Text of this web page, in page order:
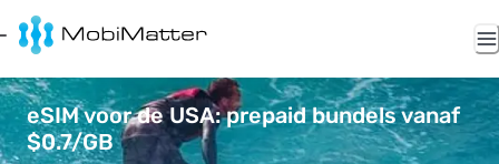
eSIM voor de USA: prepaid bundels vanaf
$0.7/GB